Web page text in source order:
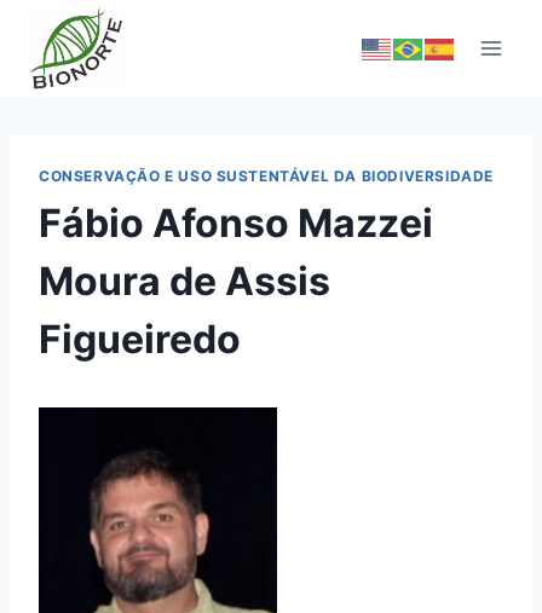
CONSERVAÇÃO E USO SUSTENTÁVEL DA BIODIVERSIDADE
Fábio Afonso Mazzei
Moura de Assis
Figueiredo